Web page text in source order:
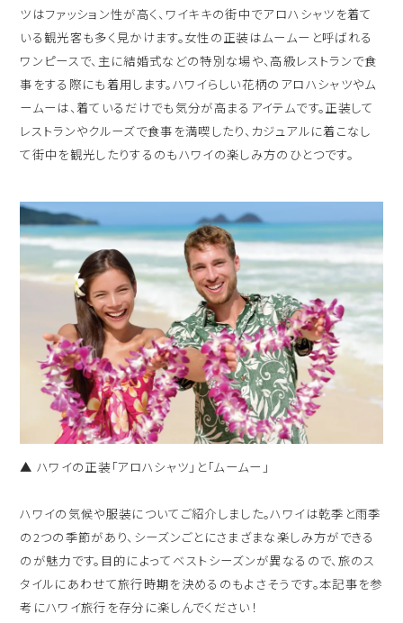
ツはファッション性が高く、ワイキキの街中でアロハシャツを着て
いる観光客も多く見かけます。女性の正装はムームーと呼ばれる
ワンピースで、主に結婚式などの特別な場や、高級レストランで食
事をする際にも着用します。ハワイらしい花柄のアロハシャツやム
ームーは、着ているだけでも気分が高まるアイテムです。正装して
レストランやクルーズで食事を満喫したり、カジュアルに着こなし
て街中を観光したりするのもハワイの楽しみ方のひとつです。
▲ ハワイの正装「アロハシャツ」と「ムームー」
ハワイの気候や服装についてご紹介しました。ハワイは乾季と雨季
の2つの季節があり、シーズンごとにさまざまな楽しみ方ができる
のが魅力です。目的によってベストシーズンが異なるので、旅のス
タイルにあわせて旅行時期を決めるのもよさそうです。本記事を参
考にハワイ旅行を存分に楽しんでください！